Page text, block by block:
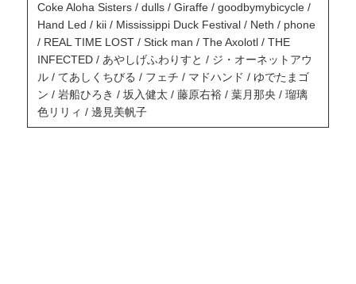
Coke Aloha Sisters / dulls / Giraffe / goodbymybicycle /
Hand Led / kii / Mississippi Duck Festival / Neth / phone
/ REAL TIME LOST / Stick man / The Axolotl / THE
INFECTED / あやしげふわりすと / ジ・オーネットアウ
ル / てあしくちびる / フェチ / マドハンド / ゆでたまゴ
ン / 岩船ひろき / 坂入健太 / 藤原右裕 / 葉月那央 / 瑠璃
色リリィ / 邊見美帆子